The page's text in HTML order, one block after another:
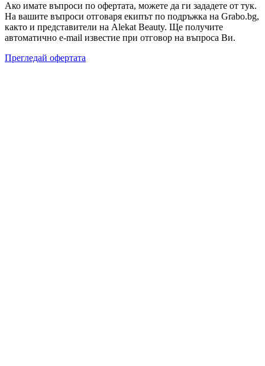
Ако имате въпроси по офертата, можете да ги зададете от тук.
На вашите въпроси отговаря екипът по подръжка на Grabo.bg,
както и представители на Alekat Beauty. Ще получите
автоматично e-mail известие при отговор на въпроса Ви.
Прегледай офертата